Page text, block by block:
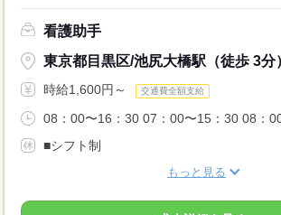
看護助手
東京都目黒区/池尻大橋駅（徒歩 3分
時給1,600円～ 交通費全額支給
08：00〜16：30 07：00〜15：30 08：00
■シフト制
もっと見る